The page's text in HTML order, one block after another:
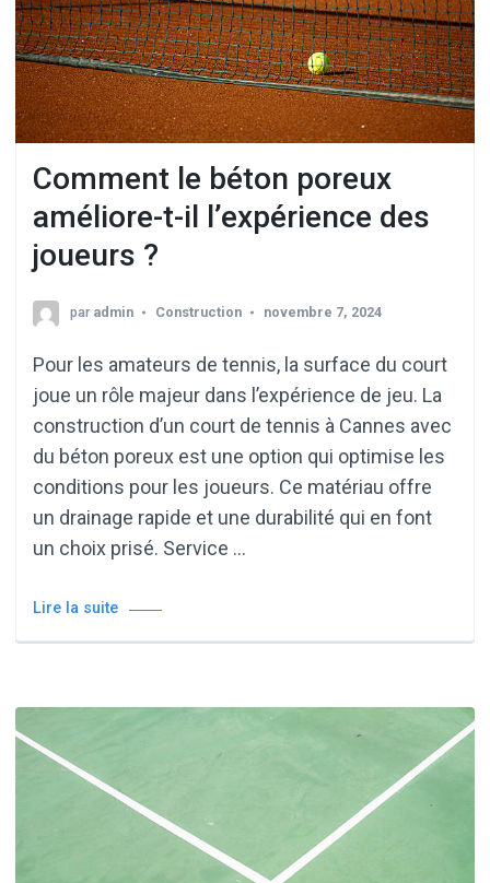
Comment le béton poreux
améliore-t-il l’expérience des
joueurs ?
par admin Construction novembre 7, 2024
Pour les amateurs de tennis, la surface du court
joue un rôle majeur dans l’expérience de jeu. La
construction d’un court de tennis à Cannes avec
du béton poreux est une option qui optimise les
conditions pour les joueurs. Ce matériau offre
un drainage rapide et une durabilité qui en font
un choix prisé. Service …
Lire la suite